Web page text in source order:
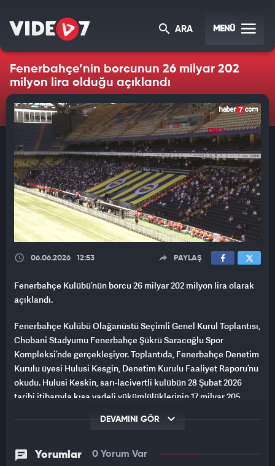
ARA MENÜ
Fenerbahçe’nin borcunun 26 milyar 202
milyon lira olduğu açıklandı
06.06.2026 12:53 PAYLAŞ
Fenerbahçe Kulübü’nün borcu 26 milyar 202 milyon lira olarak
açıklandı.
Fenerbahçe Kulübü Olağanüstü Seçimli Genel Kurul Toplantısı,
Chobani Stadyumu Fenerbahçe Şükrü Saracoğlu Spor
Kompleksi’nde gerçekleşiyor. Toplantıda, Fenerbahçe Denetim
Kurulu üyesi Hulusi Kesgin, Denetim Kurulu Faaliyet Raporu’nu
okudu. Hulusi Keskin, sarı-lacivertli kulübün 28 Şubat 2026
tarihi itibarıyla kısa vadeli yükümlülüklerinin 17 milyar 205
milyon lira olduğunu belirtti. Fenerbahçe Kulübü’nün toplam
DEVAMINI GÖR
Yorumlar 0 Yorum Var